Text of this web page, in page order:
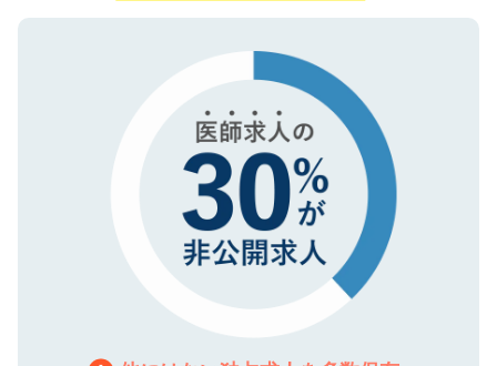
ご登録いただいた個人情報は、SSL（デー
で、機密保持に関してもご安心ください。
ので、まずはご登録ください。